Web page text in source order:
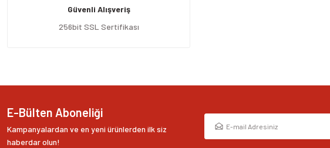
Ürün bilgilerinde hatalar bulunuyor.
Ürün fiyatı diğer sitelerden daha pahalı.
Güvenli Alışveriş
256bit SSL Sertifikası
E-Bülten Aboneliği
Kampanyalardan ve en yeni ürünlerden ilk siz
haberdar olun!